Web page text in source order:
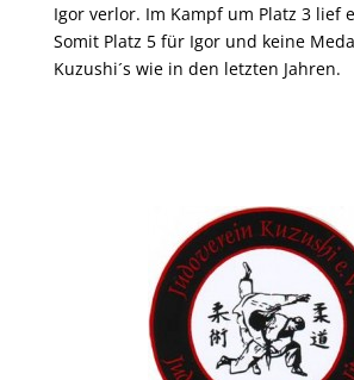
Igor verlor. Im Kampf um Platz 3 lief
Somit Platz 5 für Igor und keine
Kuzushi´s wie in den letzten Jahren.